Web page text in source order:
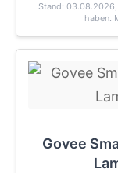
Stand:
haben.
Govee